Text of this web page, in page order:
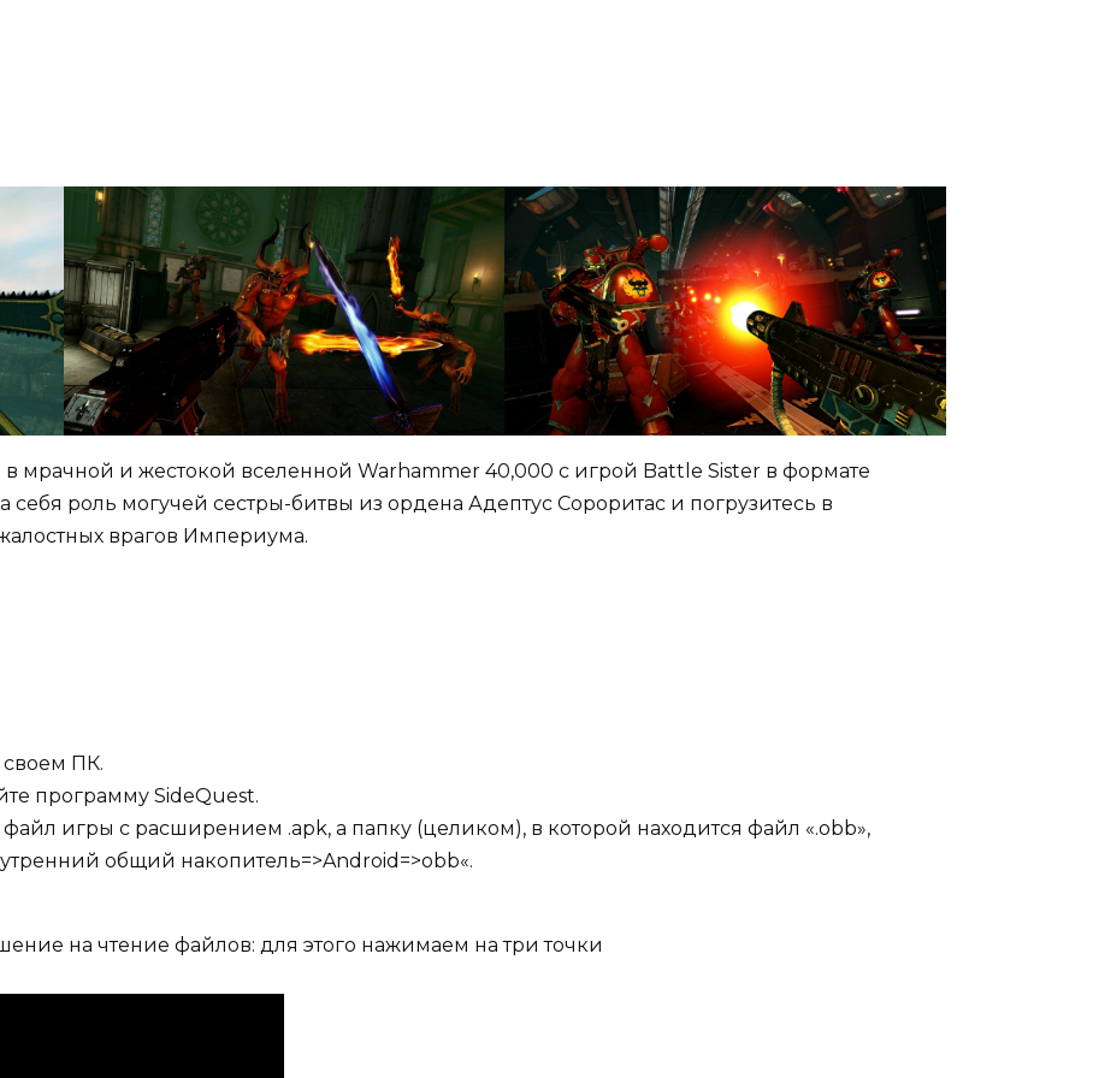
мрачной и жестокой вселенной Warhammer 40,000 с игрой Battle Sister в формате
роль могучей сестры-битвы из ордена Адептус Сороритас и погрузитесь в
врагов Империума.
своем ПК.
программу SideQuest.
игры c расширением .apk, а папку (целиком), в которой находится файл «.obb»,
общий накопитель=>Android=>obb«.
на чтение файлов: для этого нажимаем на три точки